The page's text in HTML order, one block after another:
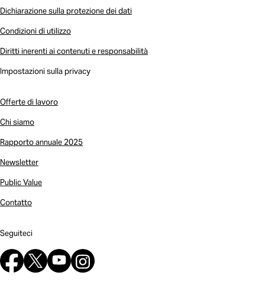
Seguiteci
Dichiarazione sulla protezione dei dati
Condizioni di utilizzo
Diritti inerenti ai contenuti e responsabilità
Impostazioni sulla privacy
Offerte di lavoro
Chi siamo
Rapporto annuale 2025
Newsletter
Public Value
Contatto